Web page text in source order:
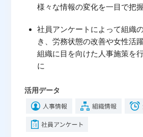
様々な情報の変化を一目で把握
社員アンケートによって組織
き、労務状態の改善や女性活
組織に目を向けた人事施策を
に
活用データ